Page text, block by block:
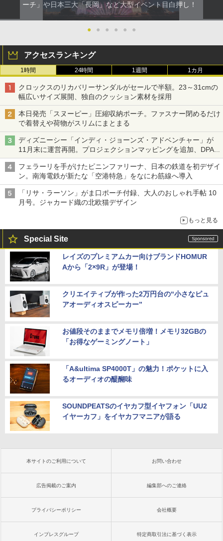
ーチ」や日本三大「長岡」など大型イベント目白押し！
● ● ● ● ● ●
アクセスランキング
1時間 24時間 1週間 1カ月
クロックスのリカバリーサンダルがセールで半額。23～31cmの
幅広いサイズ展開、独自のクッション素材を採用
本日発売「スヌーピー」圧縮収納ポーチ。ファスナー閉めるだけ
で着替えや荷物がスリムにまとまる
ディズニーシー「インディ・ジョーンズ・アドベンチャー」が
11月末に運営再開。プロジェクションマッピングを追加、DPA
は1500円
フェラーリを手がけたピニンファリーナ、日本の鉄道を初デザイ
ン。南海電鉄が新たな「空港特急」をなにわ筋線へ導入
「リサ・ラーソン」がま口ポーチ付録、大人のおしゃれ手帖 10
月号。ジャカード織の北欧猫デザイン
もっと見る
Special Site
レイズのプレミアムカー向けブランドHOMUR
Aから「2×9R」が登場！
クリエイティブが作った2万円台の“小さなピュ
アオーディオスピーカー”
お値段そのままでメモリ倍増！メモリ32GBの
「お得なゲーミングノート」
「A&ultima SP4000T」の魅力！ポケットに入
るオーディオの醍醐味
SOUNDPEATSのイヤカフ型イヤフォン「UU2
イヤーカフ」をイヤカフマニアが語る
本サイトのご利用について お問い合わせ
広告掲載のご案内 編集部へのご連絡
プライバシーポリシー 会社概要
インプレスグループ 特定商取引法に基づく表示